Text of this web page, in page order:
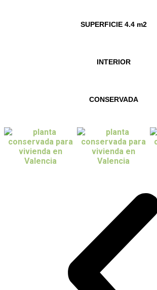
SUPERFICIE 4.4 m2
INTERIOR
CONSERVADA